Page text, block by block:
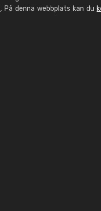
. På denna webbplats kan du